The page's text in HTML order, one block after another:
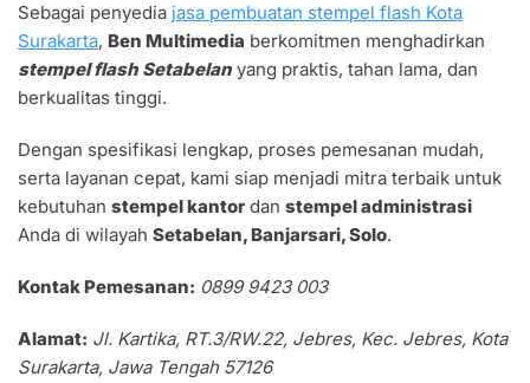
Sebagai penyedia jasa pembuatan stempel flash Kota
Surakarta, Ben Multimedia berkomitmen menghadirkan
stempel flash Setabelan yang praktis, tahan lama, dan
berkualitas tinggi.
Dengan spesifikasi lengkap, proses pemesanan mudah,
serta layanan cepat, kami siap menjadi mitra terbaik untuk
kebutuhan stempel kantor dan stempel administrasi
Anda di wilayah Setabelan, Banjarsari, Solo.
Kontak Pemesanan: 0899 9423 003
Alamat: Jl. Kartika, RT.3/RW.22, Jebres, Kec. Jebres, Kota
Surakarta, Jawa Tengah 57126